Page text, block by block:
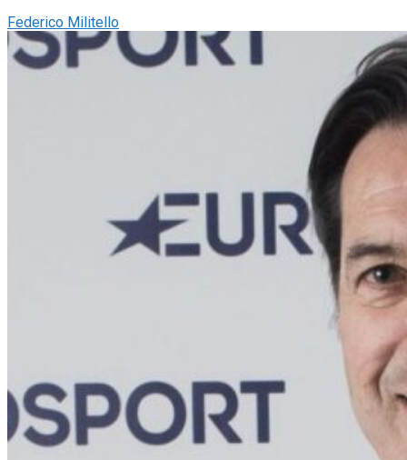
Federico Militello